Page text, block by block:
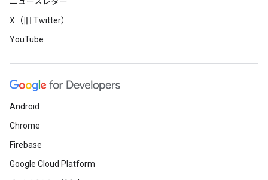
X（旧 Twitter）
YouTube
Android
Chrome
Firebase
Google Cloud Platform